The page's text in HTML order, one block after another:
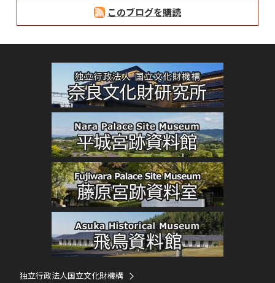
このブログを購読
独立行政法人国立文化財機構